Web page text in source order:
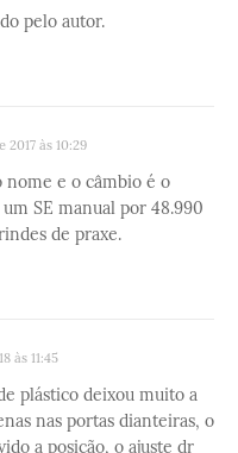
pelo autor.
às 10:29
nome e o câmbio é o
SE manual por 48.990
de praxe.
às 11:45
plástico deixou muito a
nas portas dianteiras, o
a posição, o ajuste dr